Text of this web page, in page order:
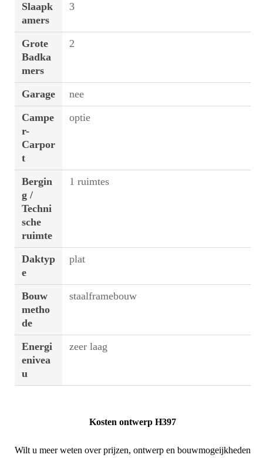
Slaapk
amers
3
Grote
Badka
mers
2
Garage
nee
Campe
r-
Carpor
t
optie
Bergin
g /
Techni
sche
ruimte
1 ruimtes
Daktyp
e
plat
Bouw
metho
de
staalframebouw
Energi
enivea
u
zeer laag
Kosten ontwerp H397
Wilt u meer weten over prijzen, ontwerp en bouwmogeijkheden